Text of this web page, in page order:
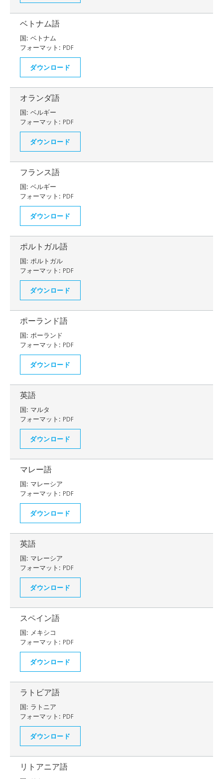
ベトナム語
国: ベトナム
フォーマット: PDF
ダウンロード
オランダ語
国: ベルギー
フォーマット: PDF
ダウンロード
フランス語
国: ベルギー
フォーマット: PDF
ダウンロード
ポルトガル語
国: ポルトガル
フォーマット: PDF
ダウンロード
ポーランド語
国: ポーランド
フォーマット: PDF
ダウンロード
英語
国: マルタ
フォーマット: PDF
ダウンロード
マレー語
国: マレーシア
フォーマット: PDF
ダウンロード
英語
国: マレーシア
フォーマット: PDF
ダウンロード
スペイン語
国: メキシコ
フォーマット: PDF
ダウンロード
ラトビア語
国: ラトニア
フォーマット: PDF
ダウンロード
リトアニア語